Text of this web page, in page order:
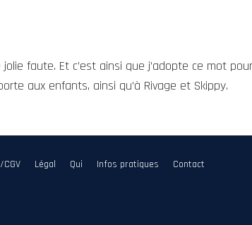
faute. Et c’est ainsi que j’adopte ce mot
aux enfants, ainsi qu’à Rivage et Skippy.
CGV Légal Qui Infos pratiques Contact